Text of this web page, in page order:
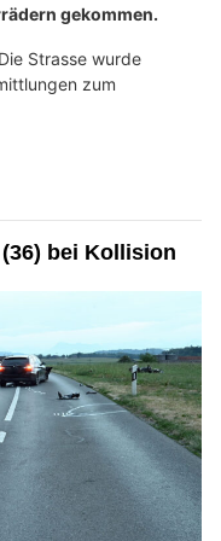
gekommen.
Strasse wurde
zum
bei Kollision